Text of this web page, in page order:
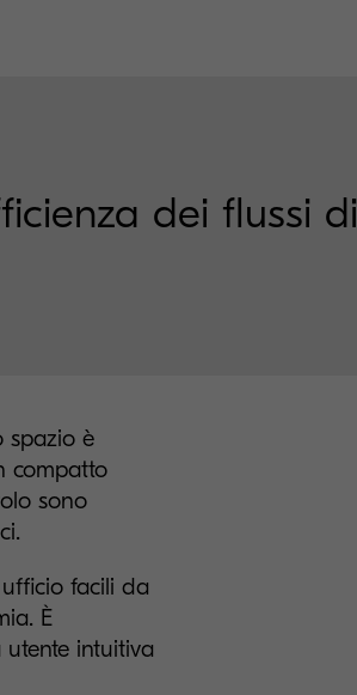
dei flussi di
spazio è
compatto
sono
facili da
È
intuitiva